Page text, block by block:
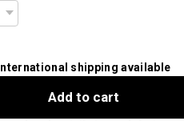
International shipping available
Add to cart